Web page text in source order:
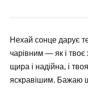
Нехай сонце дарує
чарівним — як і
щира і надійна, і
яскравішим. Бажаю